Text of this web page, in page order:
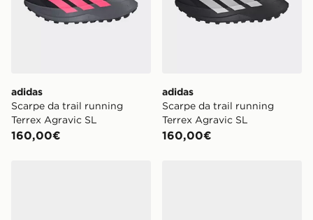
adidas
Scarpe da trail running
Terrex Agravic SL
160,00€
adidas
Scarpe da trail running
Terrex Agravic SL
160,00€